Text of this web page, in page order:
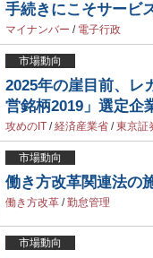
手続きにこそサービ
マイナンバー / 電子行政
市場動向
2025年の崖目前、レ
営銘柄2019」選定企
攻めのIT /経済産業省 /東京証
市場動向
働き方改革関連法の
働き方改革 /勤怠管理
市場動向